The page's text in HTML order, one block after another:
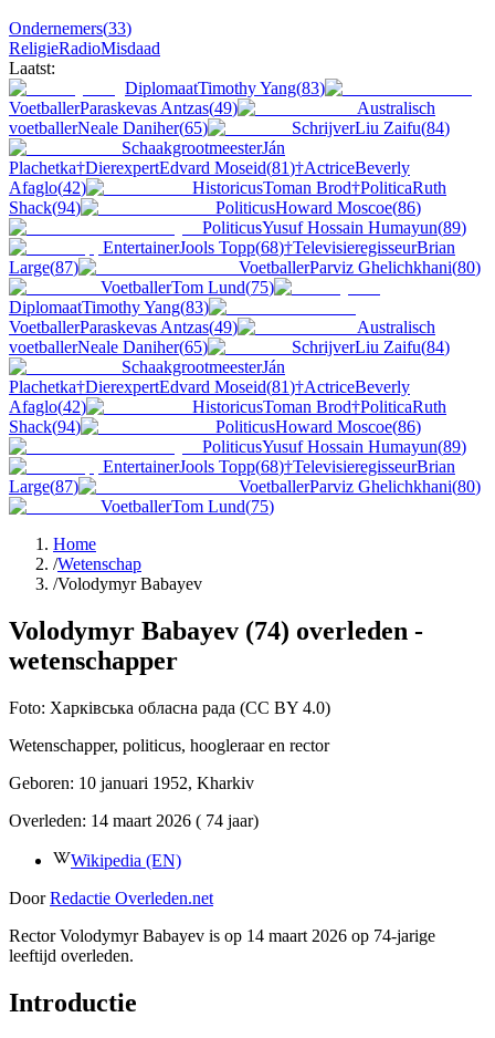
Ondernemers(33)
ReligieRadioMisdaad
Laatst:
DiplomaatTimothy Yang(83)
VoetballerParaskevas Antzas(49)
Australisch
voetballerNeale Daniher(65) SchrijverLiu Zaifu(84)
SchaakgrootmeesterJán
Plachetka†DierexpertEdvard Moseid(81)†ActriceBeverly
Afaglo(42) HistoricusToman Brod†PoliticaRuth
Shack(94) PoliticusHoward Moscoe(86)
PoliticusYusuf Hossain Humayun(89)
EntertainerJools Topp(68)†TelevisieregisseurBrian
Large(87) VoetballerParviz Ghelichkhani(80)
VoetballerTom Lund(75)
DiplomaatTimothy Yang(83)
VoetballerParaskevas Antzas(49)
Australisch
voetballerNeale Daniher(65) SchrijverLiu Zaifu(84)
SchaakgrootmeesterJán
Plachetka†DierexpertEdvard Moseid(81)†ActriceBeverly
Afaglo(42) HistoricusToman Brod†PoliticaRuth
Shack(94) PoliticusHoward Moscoe(86)
PoliticusYusuf Hossain Humayun(89)
EntertainerJools Topp(68)†TelevisieregisseurBrian
Large(87) VoetballerParviz Ghelichkhani(80)
VoetballerTom Lund(75)
Home
/Wetenschap
/Volodymyr Babayev
Volodymyr Babayev (74) overleden -
wetenschapper
Foto: Харківська обласна рада (CC BY 4.0)
Wetenschapper, politicus, hoogleraar en rector
Geboren: 10 januari 1952, Kharkiv
Overleden: 14 maart 2026 ( 74 jaar)
Wikipedia (EN)
Door Redactie Overleden.net
Rector Volodymyr Babayev is op 14 maart 2026 op 74-jarige
leeftijd overleden.
Introductie